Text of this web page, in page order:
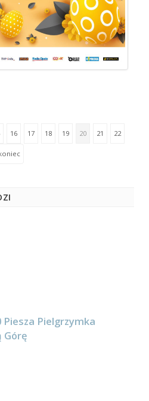
16 17 18 19 20 21 22
Piesza Pielgrzymka
Górę